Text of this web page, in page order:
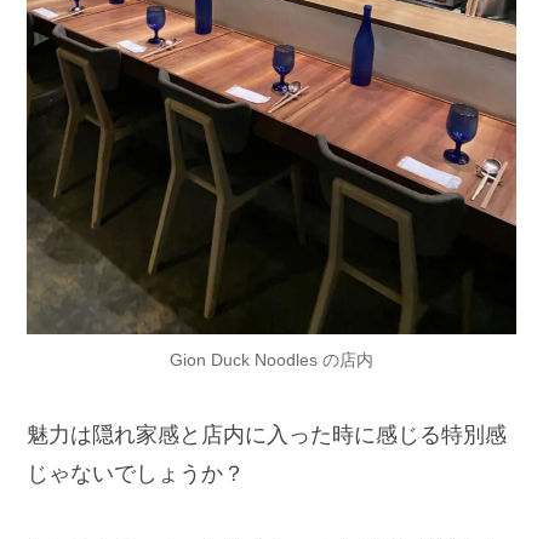
Gion Duck Noodles の店内
魅力は隠れ家感と店内に入った時に感じる特別感
じゃないでしょうか？